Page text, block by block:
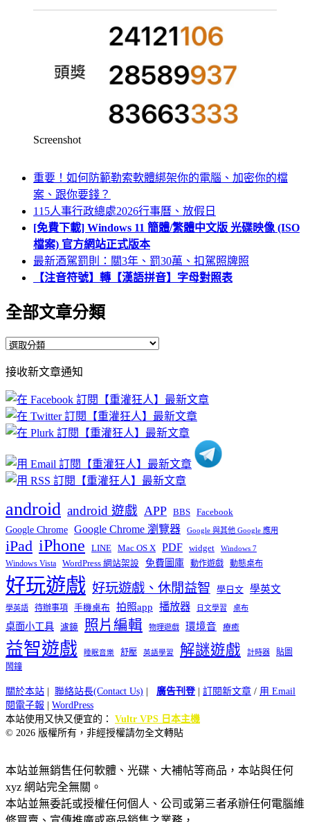
Screenshot
重要！如何防範勒索軟體綁架你的電腦、加密你的檔
案、跟你要錢？
115人事行政總處2026行事曆、放假日
[免費下載] Windows 11 簡體/繁體中文版 光碟映像 (ISO
檔案) 官方網站正式版本
最新酒駕罰則：關3年、罰30萬、扣駕照牌照
【注音符號】轉【漢語拼音】字母對照表
全部文章分類
全
文
章
分
類
接收新文章通知
android android 遊戲 APP BBS Facebook
Google Chrome Google Chrome 瀏覽器 Google 與其他 Google 應用
iPad iPhone LINE Mac OS X PDF widget Windows 7
Windows Vista WordPress 網站架設 免費圖庫 動作遊戲 動態桌布
好玩遊戲 好玩遊戲、休閒益智 學日文 學英文
學英語 待辦事項 手機桌布 拍照app 播放器 日文學習 桌布
桌面小工具 濾鏡 照片編輯 物理遊戲 環境音 療癒
益智遊戲 睡眠音樂 舒壓 英語學習 解謎遊戲 計時器
貼圖
鬧鐘
關於本站 聯絡站長(Contact Us) 廣告刊登| 訂閱新文章 / 用 Email
閱電子報
WordPress
本站使用又快又便宜的： Vultr VPS 日本主機
© 2026 版權所有，非經授權請勿全文轉貼
本站並無銷售任何軟體、光碟、大補帖等商品，本站與任何
xyz 網站完全無關。
本站並無委託或授權任何個人、公司或第三者承辦任何電腦維